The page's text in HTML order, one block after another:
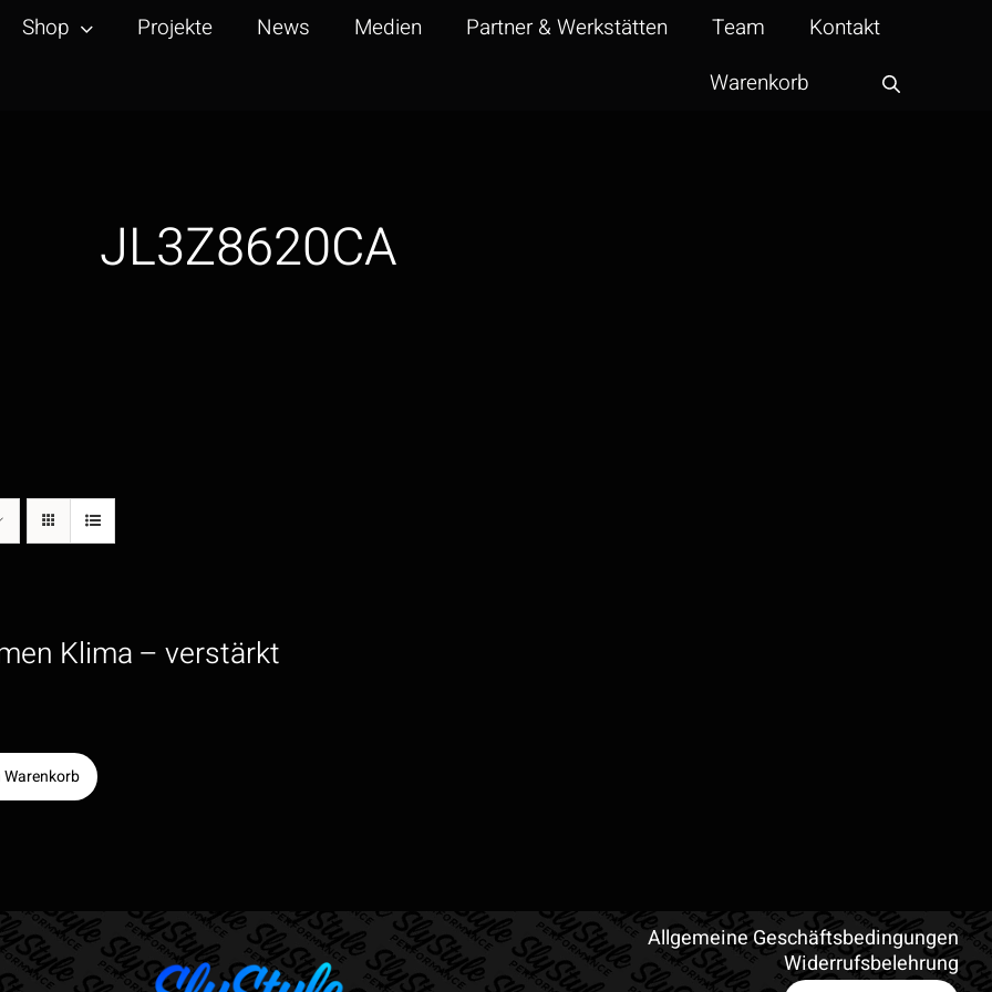
Shop Projekte News Medien Partner & Werkstätten Team
Kontakt
Warenkorb
JL3Z8620CA
Klima – verstärkt
Warenkorb
Allgemeine Geschäftsbedingungen
Widerrufsbelehrung